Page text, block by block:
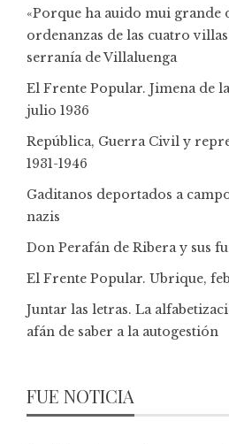
«Porque ha auido mui grande
ordenanzas de las cuatro
serranía de Villaluenga
El Frente Popular. Jimena de
julio 1936
República, Guerra Civil y
1931-1946
Gaditanos deportados a
nazis
Don Perafán de Ribera y sus
El Frente Popular. Ubrique,
Juntar las letras. La
afán de saber a la autogestión
FUE NOTICIA